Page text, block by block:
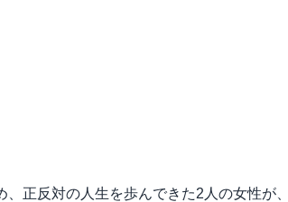
、正反対の人生を歩んできた2人の女性が